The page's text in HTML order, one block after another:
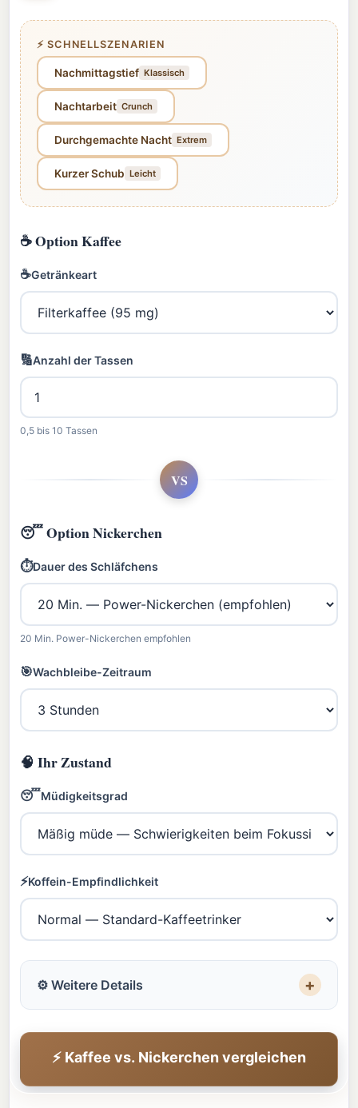
⚡ SCHNELLSZENARIEN
Nachmittagstief Klassisch
Nachtarbeit Crunch
Durchgemachte Nacht Extrem
Kurzer Schub Leicht
☕ Option Kaffee
☕Getränkeart
🔢Anzahl der Tassen
0,5 bis 10 Tassen
VS
😴 Option Nickerchen
⏱️Dauer des Schläfchens
20 Min. Power-Nickerchen empfohlen
🎯Wachbleibe-Zeitraum
🧠 Ihr Zustand
😴Müdigkeitsgrad
⚡Koffein-Empfindlichkeit
⚙️ Weitere Details +
⚡ Kaffee vs. Nickerchen vergleichen